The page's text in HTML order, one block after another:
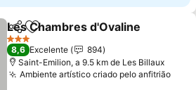
PartilharAdicionar aos favoritos
Les Chambres d'Ovaline
3 Estrelas
8,6 Excelente
894
Saint-Emilion, a 9.5 km de Les Billaux
Ambiente artístico criado pelo anfitrião